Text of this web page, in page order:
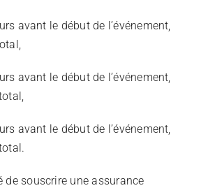
avant le début de l’événement,
avant le début de l’événement,
avant le début de l’événement,
de souscrire une assurance